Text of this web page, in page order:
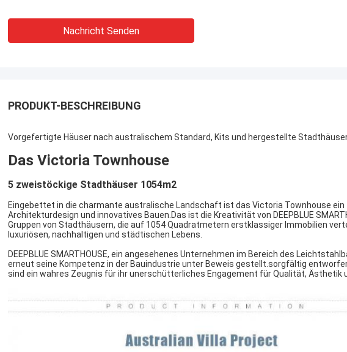
Nachricht Senden
PRODUKT-BESCHREIBUNG
Vorgefertigte Häuser nach australischem Standard, Kits und hergestellte
Das Victoria Townhouse
5 zweistöckige Stadthäuser 1054m2
Eingebettet in die charmante australische Landschaft ist das Victoria Townhouse
Architekturdesign und innovatives Bauen.Das ist die Kreativität von DEEPBLUE
Gruppen von Stadthäusern, die auf 1054 Quadratmetern erstklassiger Immobilien
luxuriösen, nachhaltigen und städtischen Lebens.
DEEPBLUE SMARTHOUSE, ein angesehenes Unternehmen im Bereich des
erneut seine Kompetenz in der Bauindustrie unter Beweis gestellt.sorgfältig entworfen
sind ein wahres Zeugnis für ihr unerschütterliches Engagement für Qualität, Ästhetik